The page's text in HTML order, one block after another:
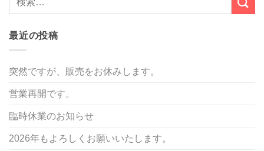
最近の投稿
突然ですが、販売をお休みします。
営業再開です。
臨時休業のお知らせ
2026年もよろしくお願いいたします。